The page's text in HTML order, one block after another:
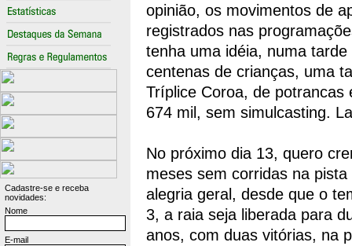
Cadastre-se e receba
novidades:
Nome
E-mail
opinião, os movimentos de
registrados nas
tenha uma idéia, numa
centenas de crianças, uma
Tríplice Coroa, de
674 mil, sem simulcasting.
No próximo dia 13, quero
meses sem corridas na
alegria geral, desde que o
3, a raia seja liberada para
anos, com duas vitórias, na